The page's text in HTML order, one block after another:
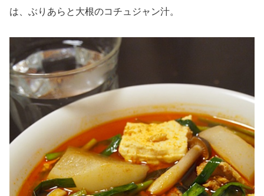
は、ぶりあらと大根のコチュジャン汁。